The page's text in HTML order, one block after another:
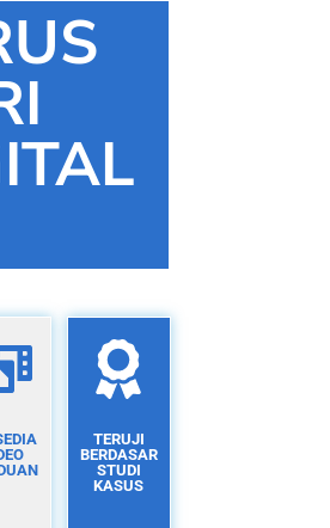
TERUJI
BERDASAR
STUDI
KASUS